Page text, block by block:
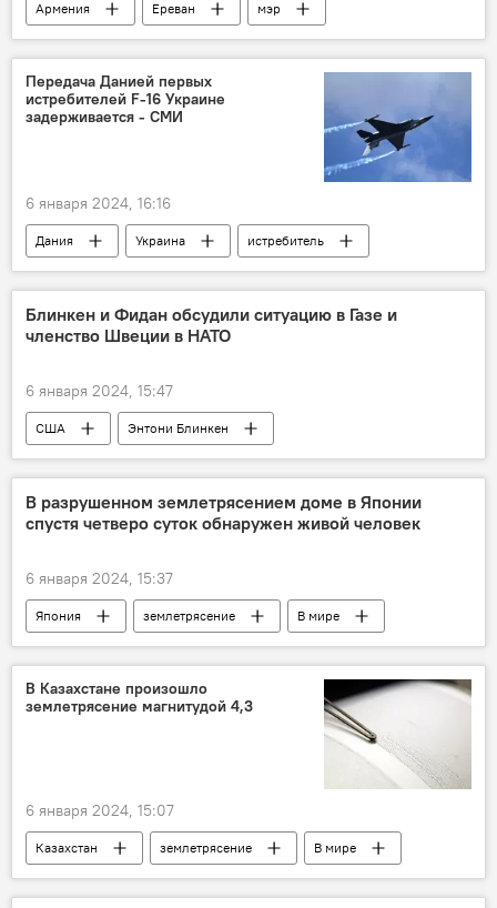
Армения Ереван
мэр
Тигран Авинян
Политика
Новости Армения
Передача Данией первых
истребителей F-16 Украине
задерживается - СМИ
6 января 2024, 16:16
Дания Украина
истребитель
В мире
Блинкен и Фидан обсудили ситуацию в Газе и
членство Швеции в НАТО
6 января 2024, 15:47
США
Энтони Блинкен
Хакан Фидан
Сектор Газа
Турция
В разрушенном землетрясением доме в Японии
спустя четверо суток обнаружен живой человек
6 января 2024, 15:37
Япония землетрясение В мире
В Казахстане произошло
землетрясение магнитудой 4,3
6 января 2024, 15:07
Казахстан землетрясение В мире